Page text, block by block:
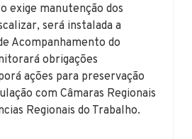
exige manutenção dos
será instalada a
Acompanhamento do
obrigações
ações para preservação
com Câmaras Regionais
Regionais do Trabalho.